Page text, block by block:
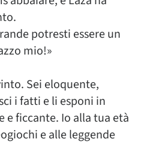
potresti essere un
mio!»
Sei eloquente,
i fatti e li esponi in
e ficcante. Io alla tua età
e alle leggende